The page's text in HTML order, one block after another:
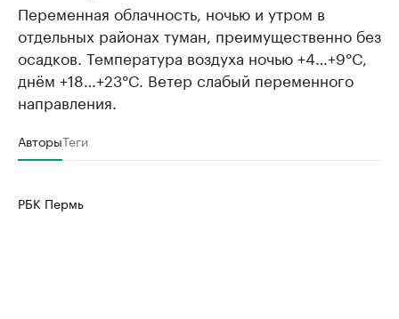
Переменная облачность, ночью и утром в
отдельных районах туман, преимущественно без
осадков. Температура воздуха ночью +4…+9°C,
днём +18…+23°C. Ветер слабый переменного
направления.
АвторыТеги
РБК Пермь